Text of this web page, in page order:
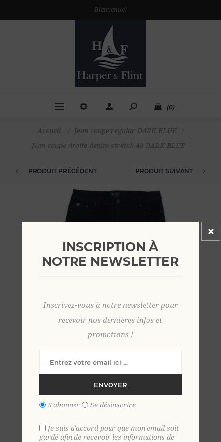
Bienvenue!
(0)
Accueil / Jean coupe regular DARK BLUE
/
Jean coupe droite denim stretch 48 DARK BLUE
PRODUIT PRÉCÉDENT PRODUIT SUIVANT
INSCRIPTION À
NOTRE NEWSLETTER
Inscrivez-vous à notre newsletter pour
recevoir nos dernières infos et
promotions !
ENVOYER
S'abonner Se désinscrire
Je suis d'accord pour que mon email soit
gardé afin de recevoir les informations de